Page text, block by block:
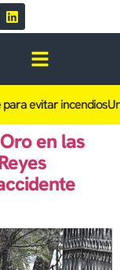
evitar incendios
en las